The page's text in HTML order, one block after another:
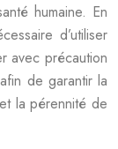
humaine. En
d’utiliser
avec précaution
de garantir la
et la pérennité de